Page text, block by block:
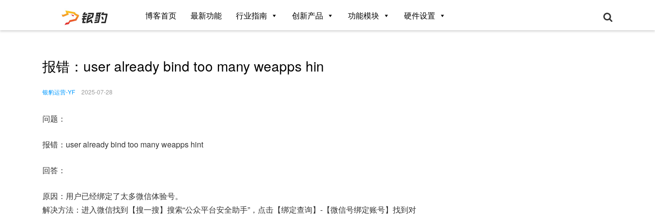
博客首页 最新功能 行业指南 创新产品 功能模块 硬件设置
报错：user already bind too many weapps hin
银豹运营-YF 2025-07-28
问题：
报错：user already bind too many weapps hint
回答：
原因：用户已经绑定了太多微信体验号。
解决方法：进入微信找到【搜一搜】搜索“公众平台安全助手”，点击【绑定查询】-【微信号绑定账号】找到对